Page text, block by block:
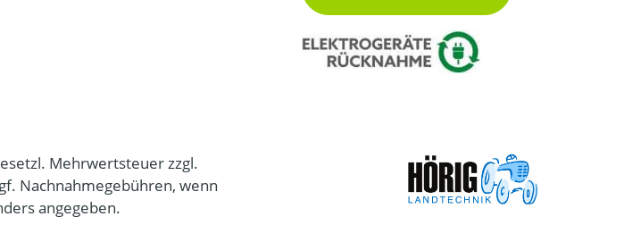
Mehrwertsteuer zzgl.
Nachnahmegebühren, wenn
angegeben.